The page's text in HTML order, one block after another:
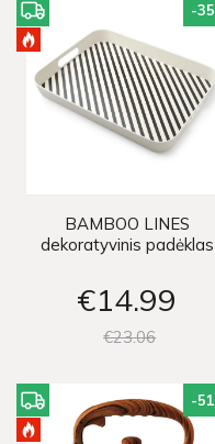
-35
BAMBOO LINES
dekoratyvinis padėklas
€14 99
€2306
-51